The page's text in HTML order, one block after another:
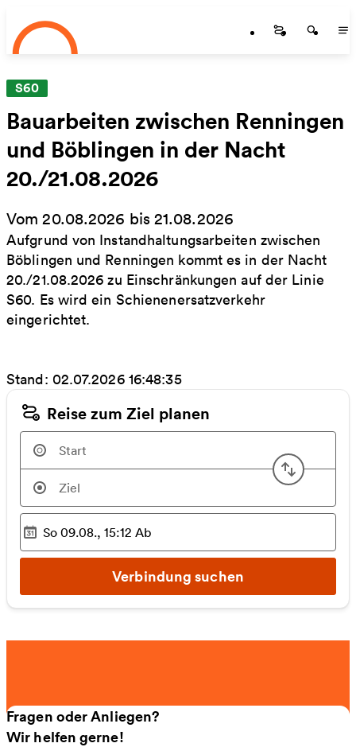
Zum Hauptinhalt springen
Startseite
S60
Bauarbeiten zwischen Renningen
und Böblingen in der Nacht
20./21.08.2026
Vom 20.08.2026 bis 21.08.2026
Aufgrund von Instandhaltungsarbeiten zwischen
Böblingen und Renningen kommt es in der Nacht
20./21.08.2026 zu Einschränkungen auf der Linie
S60. Es wird ein Schienenersatzverkehr
eingerichtet.
Stand: 02.07.2026 16:48:35
Reise zum Ziel planen
Start
Ausgewählter Zeitpunkt
So 09.08., 15:12 Ab
Verbindung suchen
Fragen oder Anliegen?
Wir helfen gerne!